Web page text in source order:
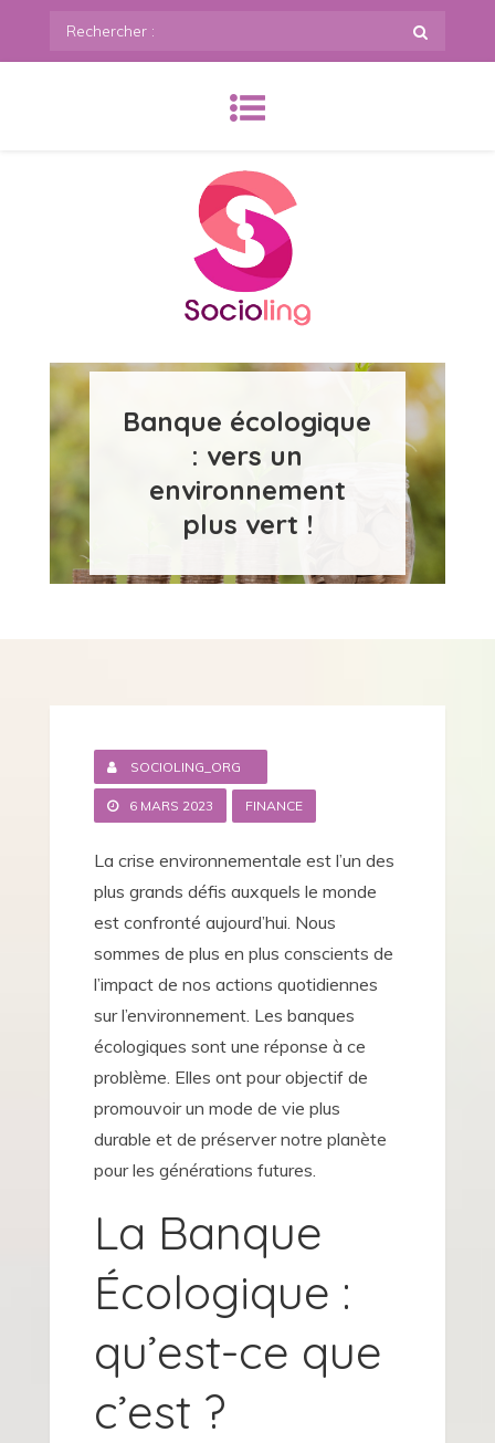
Rechercher
:
SoCioling.org
Banque écologique
: vers un
environnement
plus vert !
SOCIOLING_ORG
6 MARS 2023 FINANCE
La crise environnementale est l’un des
plus grands défis auxquels le monde
est confronté aujourd’hui. Nous
sommes de plus en plus conscients de
l’impact de nos actions quotidiennes
sur l’environnement. Les banques
écologiques sont une réponse à ce
problème. Elles ont pour objectif de
promouvoir un mode de vie plus
durable et de préserver notre planète
pour les générations futures.
La Banque
Écologique :
qu’est-ce que
c’est ?